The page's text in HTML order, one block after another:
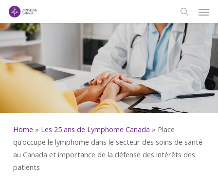
Skip
main
content
search
Home » Les 25 ans de Lymphome Canada » Place
qu’occupe le lymphome dans le secteur des soins de santé
au Canada et importance de la défense des intérêts des
patients